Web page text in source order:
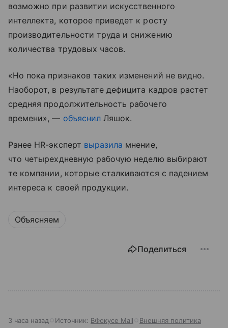
возможно при развитии искусственного
интеллекта, которое приведет к росту
производительности труда и снижению
количества трудовых часов.
«Но пока признаков таких изменений не видно.
Наоборот, в результате дефицита кадров растет
средняя продолжительность рабочего
времени», — объяснилЛяшок.
Ранее HR-эксперт выразила мнение,
что четырехдневную рабочую неделю выбирают
те компании, которые сталкиваются с падением
интереса к своей продукции.
Объясняем
Поделиться
3 часа назад Источник: ВФокусе Mail Внешняя политика